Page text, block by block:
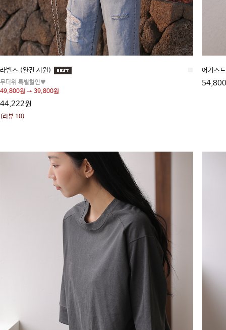
라빈스 (완전 시원)
무더위 특별할인♥
49,800원 → 39,800원
44,222원
(리뷰 10)
어거스트